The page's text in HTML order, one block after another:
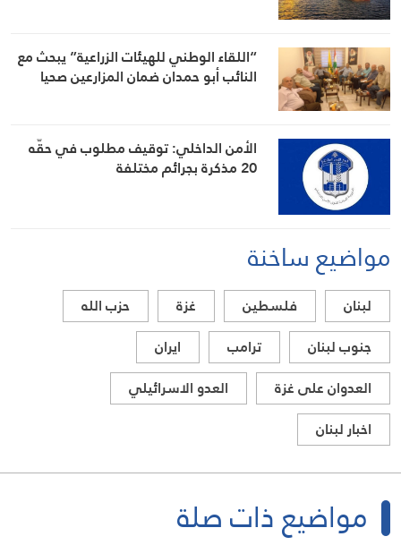
“اللقاء الوطني للهيئات الزراعية” يبحث مع
النائب أبو حمدان ضمان المزارعين صحيا
الأمن الداخلي: توقيف مطلوب في حقّه
20 مذكرة بجرائم مختلفة
مواضيع ساخنة
لبنان فلسطين غزة
حزب الله
جنوب لبنان
ترامب
ايران
العدوان على غزة
العدو الاسرائيلي
اخبار لبنان
مواضيع ذات صلة